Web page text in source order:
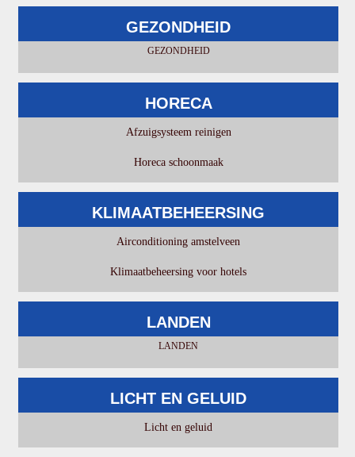
GEZONDHEID
GEZONDHEID
HORECA
Afzuigsysteem reinigen
Horeca schoonmaak
KLIMAATBEHEERSING
Airconditioning amstelveen
Klimaatbeheersing voor hotels
LANDEN
LANDEN
LICHT EN GELUID
Licht en geluid